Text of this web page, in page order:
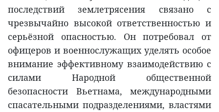
последствий землетрясения связано с
чрезвычайно высокой ответственностью и
серьёзной опасностью. Он потребовал от
офицеров и военнослужащих уделять особое
внимание эффективному взаимодействию с
силами Народной общественной
безопасности Вьетнама, международными
спасательными подразделениями, властями